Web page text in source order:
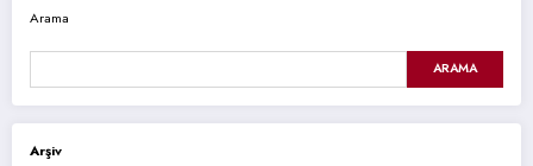
Arama
ARAMA
Arşiv